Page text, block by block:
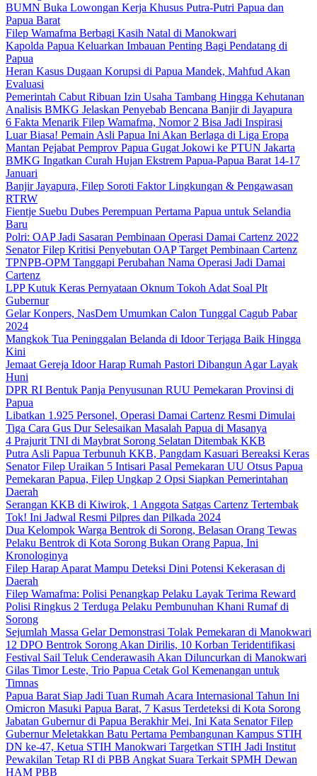
BUMN Buka Lowongan Kerja Khusus Putra-Putri Papua dan
Papua Barat
Filep Wamafma Berbagi Kasih Natal di Manokwari
Kapolda Papua Keluarkan Imbauan Penting Bagi Pendatang di
Papua
Heran Kasus Dugaan Korupsi di Papua Mandek, Mahfud Akan
Evaluasi
Pemerintah Cabut Ribuan Izin Usaha Tambang Hingga Kehutanan
Analisis BMKG Jelaskan Penyebab Bencana Banjir di Jayapura
6 Fakta Menarik Filep Wamafma, Nomor 2 Bisa Jadi Inspirasi
Luar Biasa! Pemain Asli Papua Ini Akan Berlaga di Liga Eropa
Mantan Pejabat Pemprov Papua Gugat Jokowi ke PTUN Jakarta
BMKG Ingatkan Curah Hujan Ekstrem Papua-Papua Barat 14-17
Januari
Banjir Jayapura, Filep Soroti Faktor Lingkungan & Pengawasan
RTRW
Fientje Suebu Dubes Perempuan Pertama Papua untuk Selandia
Baru
Polri: OAP Jadi Sasaran Pembinaan Operasi Damai Cartenz 2022
Senator Filep Kritisi Penyebutan OAP Target Pembinaan Cartenz
TPNPB-OPM Tanggapi Perubahan Nama Operasi Jadi Damai
Cartenz
LPP Kutuk Keras Pernyataan Oknum Tokoh Adat Soal Plt
Gubernur
Gelar Konpers, NasDem Umumkan Calon Tunggal Cagub Pabar
2024
Mangkok Tua Peninggalan Belanda di Idoor Terjaga Baik Hingga
Kini
Jemaat Gereja Idoor Harap Rumah Pastori Dibangun Agar Layak
Huni
DPR RI Bentuk Panja Penyusunan RUU Pemekaran Provinsi di
Papua
Libatkan 1.925 Personel, Operasi Damai Cartenz Resmi Dimulai
Tiga Cara Gus Dur Selesaikan Masalah Papua di Masanya
4 Prajurit TNI di Maybrat Sorong Selatan Ditembak KKB
Putra Asli Papua Terbunuh KKB, Pangdam Kasuari Bereaksi Keras
Senator Filep Uraikan 5 Intisari Pasal Pemekaran UU Otsus Papua
Pemekaran Papua, Filep Ungkap 2 Opsi Siapkan Pemerintahan
Daerah
Serangan KKB di Kiwirok, 1 Anggota Satgas Cartenz Tertembak
Tok! Ini Jadwal Resmi Pilpres dan Pilkada 2024
Dua Kelompok Warga Bentrok di Sorong, Belasan Orang Tewas
Pelaku Bentrok di Kota Sorong Bukan Orang Papua, Ini
Kronologinya
Filep Harap Aparat Mampu Deteksi Dini Potensi Kekerasan di
Daerah
Filep Wamafma: Polisi Penangkap Pelaku Layak Terima Reward
Polisi Ringkus 2 Terduga Pelaku Pembunuhan Khani Rumaf di
Sorong
Sejumlah Massa Gelar Demonstrasi Tolak Pemekaran di Manokwari
12 DPO Bentrok Sorong Akan Dirilis, 10 Korban Teridentifikasi
Festival Sail Teluk Cenderawasih Akan Diluncurkan di Manokwari
Gilas Timor Leste, Trio Papua Cetak Gol Kemenangan untuk
Timnas
Papua Barat Siap Jadi Tuan Rumah Acara Internasional Tahun Ini
Omicron Masuki Papua Barat, 7 Kasus Terdeteksi di Kota Sorong
Jabatan Gubernur di Papua Berakhir Mei, Ini Kata Senator Filep
Gubernur Meletakkan Batu Pertama Pembangunan Kampus STIH
DN ke-47, Ketua STIH Manokwari Targetkan STIH Jadi Institut
Pewakilan Tetap RI di PBB Angkat Suara Terkait SPMH Dewan
HAM PBB